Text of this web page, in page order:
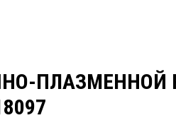
ПЛАЗМЕННОЙ